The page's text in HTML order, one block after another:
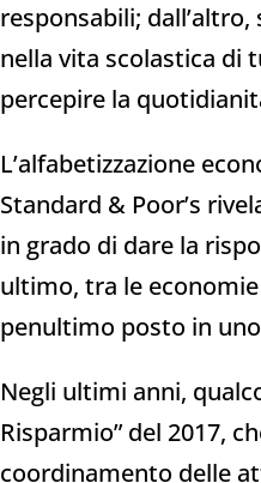
responsabili;
nella vita scolastica di
percepire la
L’alfabetizzazione
Standard & Poor’s
in grado di dare la
ultimo, tra le
penultimo posto in uno
Negli ultimi anni,
Risparmio” del 2017,
coordinamento delle